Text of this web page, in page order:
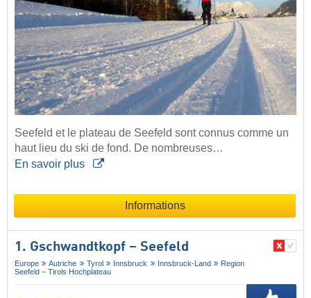
Seefeld et le plateau de Seefeld sont connus comme un
haut lieu du ski de fond. De nombreuses…
En savoir plus
Informations
1. Gschwandtkopf – Seefeld
Europe Autriche Tyrol Innsbruck Innsbruck-Land
Region
Seefeld – Tirols Hochplateau